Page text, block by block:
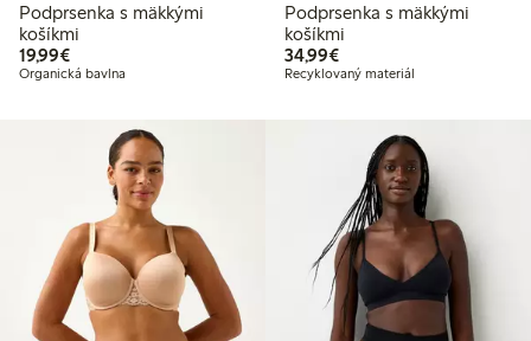
Podprsenka s mäkkými
košíkmi
19,99€19,99 €
Organická bavlna
Podprsenka s mäkkými
košíkmi
34,99€34,99 €
Recyklovaný materiál